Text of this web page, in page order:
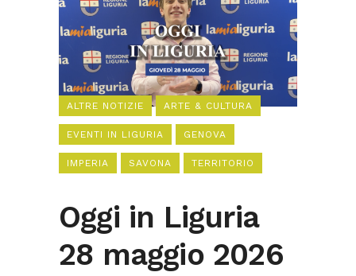
ALTRE NOTIZIE ARTE & CULTURA
EVENTI IN LIGURIA GENOVA
IMPERIA SAVONA TERRITORIO
Oggi in Liguria
28 maggio 2026